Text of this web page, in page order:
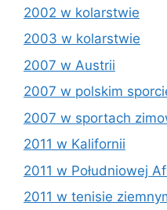
2002 w kolarstwie
2003 w kolarstwie
2007 w Austrii
2007 w polskim
2007 w sportach
2011 w Kalifornii
2011 w Południowej
2011 w tenisie